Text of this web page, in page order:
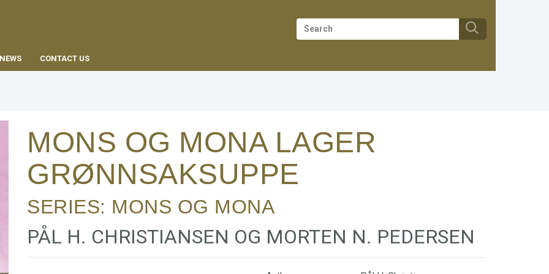
NEWS CONTACT US
MONS OG MONA LAGER
GRØNNSAKSUPPE
SERIES: MONS OG MONA
PÅL H. CHRISTIANSEN OG MORTEN N. PEDERSEN